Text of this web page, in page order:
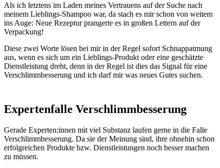
Als ich letztens im Laden meines Vertrauens auf der Suche nach
meinem Lieblings-Shampoo war, da stach es mir schon von weitem
ins Auge: Neue Rezeptur prangerte es in großen Lettern auf der
Verpackung!
Diese zwei Worte lösen bei mir in der Regel sofort Schnappatmung
aus, wenn es sich um ein Lieblings-Produkt oder eine geschätzte
Dienstleistung dreht, denn in der Regel ist dies das Signal für eine
Verschlimmbesserung und ich darf mir was neues Gutes suchen.
Expertenfalle Verschlimmbesserung
Gerade Experten:innen mit viel Substanz laufen gerne in die Falle
Verschlimmbesserung. Da sie der Meinung sind, ihre ohnehin schon
erfolgreichen Produkte bzw. Dienstleistungen noch besser machen
zu müssen.